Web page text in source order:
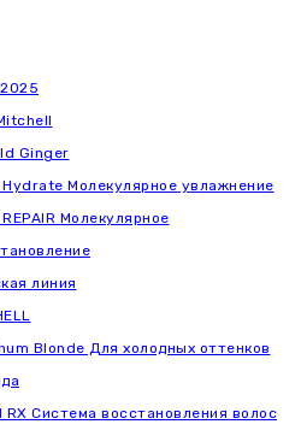
2025
Ginger
Hydrate Молекулярное увлажнение
REPAIR Молекулярное
линия
Blonde Для холодных оттенков
RX Система восстановления волос